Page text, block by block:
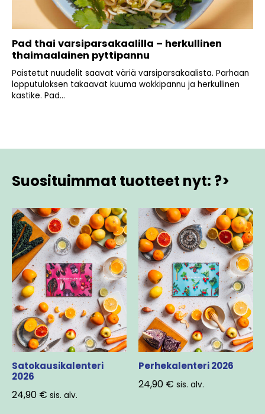
Pad thai varsiparsakaalilla – herkullinen
thaimaalainen pyttipannu
Paistetut nuudelit saavat väriä varsiparsakaalista. Parhaan
lopputuloksen takaavat kuuma wokkipannu ja herkullinen
kastike. Pad...
Suosituimmat tuotteet nyt: ?>
Satokausikalenteri
2026
24,90 € sis. alv.
Perhekalenteri 2026
24,90 € sis. alv.